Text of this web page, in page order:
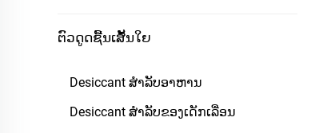
ຕົວດູດຊື້ນເສັ້ນໃຍ
Desiccant ສຳລັບອາຫານ
Desiccant ສຳລັບຂອງເດັກເລື່ອນ